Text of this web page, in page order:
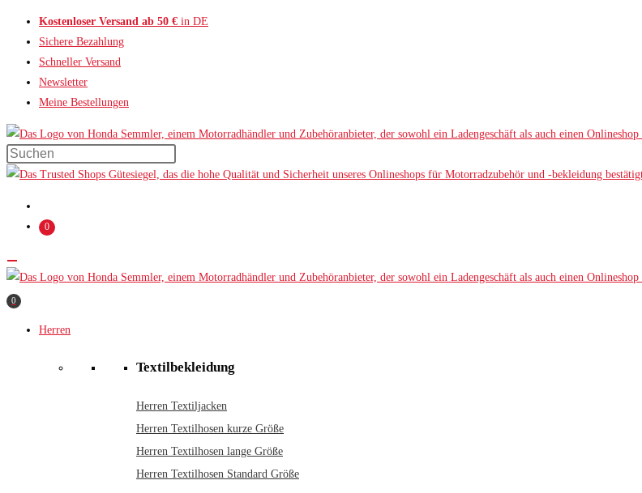
Zum
Inhalt
springen
Kostenloser Versand ab 50 € in DE
Sichere Bezahlung
Schneller Versand
Newsletter
Meine Bestellungen
Escape
panel.
0
0
Herren
Textilbekleidung
Herren Textiljacken
Herren Textilhosen kurze Größe
Herren Textilhosen lange Größe
Herren Textilhosen Standard Größe